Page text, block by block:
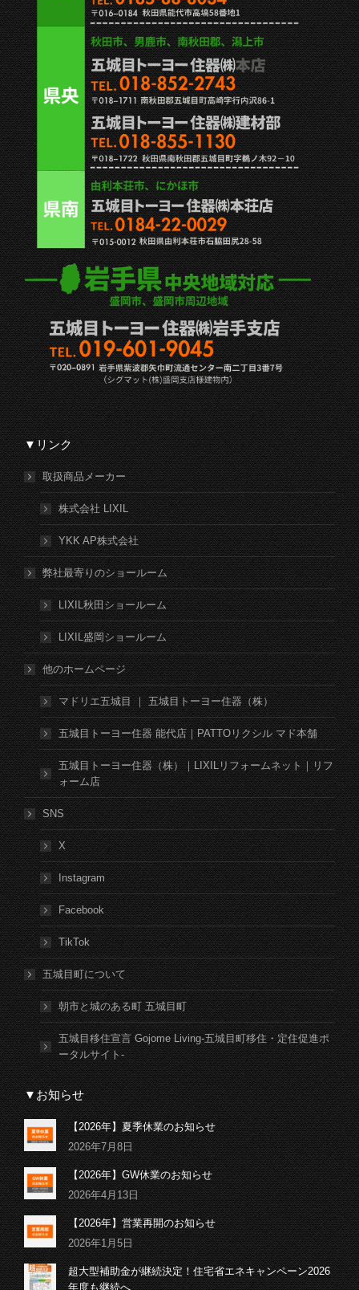
▼リンク
取扱商品メーカー
株式会社 LIXIL
YKK AP株式会社
弊社最寄りのショールーム
LIXIL秋田ショールーム
LIXIL盛岡ショールーム
他のホームページ
マドリエ五城目 ｜ 五城目トーヨー住器（株）
五城目トーヨー住器 能代店｜PATTOリクシル マド本舗
五城目トーヨー住器（株）｜LIXILリフォームネット｜リフ
ォーム店
SNS
X
Instagram
Facebook
TikTok
五城目町について
朝市と城のある町 五城目町
五城目移住宣言 Gojome Living-五城目町移住・定住促進ポ
ータルサイト-
▼お知らせ
【2026年】夏季休業のお知らせ
2026年7月8日
【2026年】GW休業のお知らせ
2026年4月13日
【2026年】営業再開のお知らせ
2026年1月5日
超大型補助金が継続決定！住宅省エネキャンペーン2026
年度も継続へ